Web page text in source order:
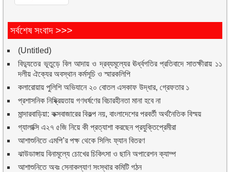
সর্বশেষ সংবাদ >>>
(Untitled)
বিদ্যুতের ভূতুড়ে বিল আদায় ও দ্রব্যমূল্যের ঊর্ধ্বগতির প্রতিবাদে সাতক্ষীরায় ১১
দলীয় ঐক্যের অবস্থান কর্মসূচি ও স্মারকলিপি
কলারোয়ায় পুলিশি অভিযানে ২০ বোতল এসকাফ উদ্ধার, গ্রেফতার ১
প্রশাসনিক নিষ্ক্রিয়তায় গণধর্ষণের বিচারহীনতা মানা হবে না
মান্দারবাড়িয়া: কক্সবাজারের বিকল্প নয়, বাংলাদেশের পরবর্তী অর্থনৈতিক বিস্ময়
গ্যালাক্সি এ২৭ ৫জি নিয়ে কী প্রত্যাশা করছেন প্রযুক্তিপ্রেমীরা
আশাশুনিতে এমপি’র পক্ষ থেকে সিলিং ফ্যান বিতরণ
ঝাউডাঙ্গায় বিনামূল্যে চোখের চিকিৎসা ও ছানি অপারেশন ক্যাম্প
আশাশুনিতে অবঃ সেনাকল্যাণ সংস্থার কমিটি গঠন